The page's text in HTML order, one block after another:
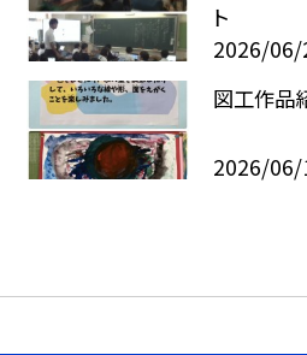
ト
2026/06/
図工作品
2026/06/